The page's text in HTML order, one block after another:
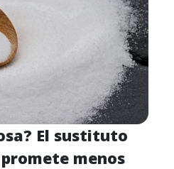
El sustituto
menos